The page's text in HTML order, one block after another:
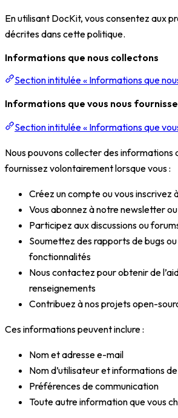
En utilisant DocKit, vous consentez aux
décrites dans cette politique.
Informations que nous collectons
Section intitulée « Informations que
Informations que vous nous
Section intitulée « Informations que
Nous pouvons collecter des informations
fournissez volontairement lorsque vous :
Créez un compte ou vous inscrivez
Vous abonnez à notre newsletter
Participez aux discussions ou
Soumettez des rapports de bugs
fonctionnalités
Nous contactez pour obtenir de
renseignements
Contribuez à nos projets open-
Ces informations peuvent inclure :
Nom et adresse e-mail
Nom d’utilisateur et informations
Préférences de communication
Toute autre information que vous